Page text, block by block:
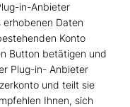
in-Anbieter
Daten
Konto
Button betätigen und
Plug-in- Anbieter
und teilt sie
Ihnen, sich